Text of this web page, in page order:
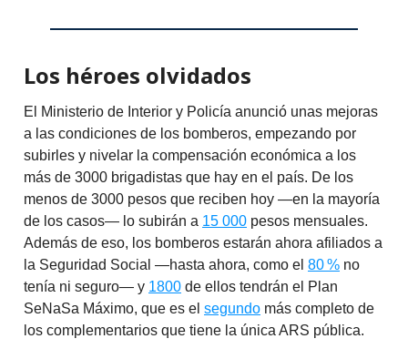
Los héroes olvidados
El Ministerio de Interior y Policía anunció unas mejoras
a las condiciones de los bomberos, empezando por
subirles y nivelar la compensación económica a los
más de 3000 brigadistas que hay en el país. De los
menos de 3000 pesos que reciben hoy —en la mayoría
de los casos— lo subirán a 15 000 pesos mensuales.
Además de eso, los bomberos estarán ahora afiliados a
la Seguridad Social —hasta ahora, como el 80 % no
tenía ni seguro— y 1800 de ellos tendrán el Plan
SeNaSa Máximo, que es el segundo más completo de
los complementarios que tiene la única ARS pública.